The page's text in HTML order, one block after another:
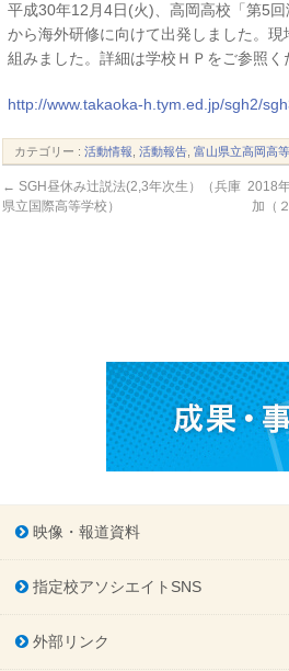
平成30年12月4日(火)、高岡高校「第5
から海外研修に向けて出発しました。現
組みました。詳細は学校ＨＰをご参照く
http://www.takaoka-h.tym.ed.jp/sgh2/
カテゴリー :活動情報 ,活動報告 ,富山県立高岡高
← SGH昼休み辻説法(2,3年次生）（兵庫
県立国際高等学校）
2018
加（
映像・報道資料
指定校アソシエイトSNS
外部リンク